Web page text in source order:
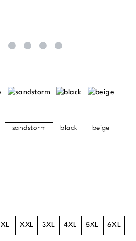
sandstorm black beige
XL XXL 3XL 4XL 5XL 6XL